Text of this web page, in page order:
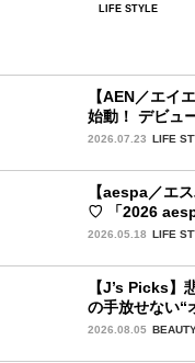
LIFE STYLE
【AEN／エイ
始動！ デビュ
ュー。7人の魅
2026.07.23 LIFE
【aespa／エ
♡ 「2026
JAPAN
2026.05.18 LIFE
【J’s Picks
の手放せない“
ファッション夏
2026.08.05